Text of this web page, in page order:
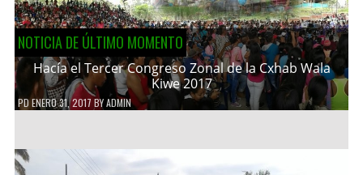
NOTICIA DE ÚLTIMO MOMENTO
Hacía el Tercer Congreso Zonal de la Cxhab Wala
Kiwe 2017
PDENERO 31, 2017 BYADMIN